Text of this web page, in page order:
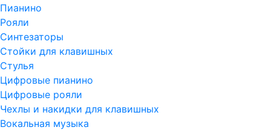
Пианино
Рояли
Синтезаторы
Стойки для клавишных
Стулья
Цифровые пианино
Цифровые рояли
Чехлы и накидки для клавишных
Вокальная музыка